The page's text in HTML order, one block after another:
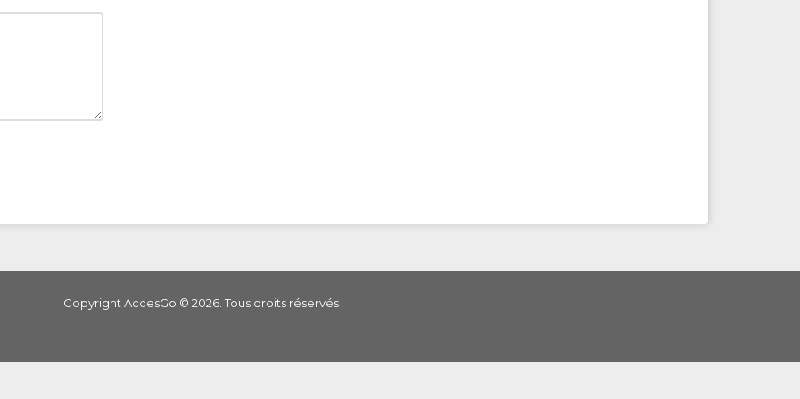
Copyright AccesGo © 2026. Tous droits réservés